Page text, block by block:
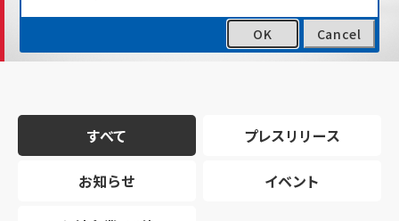
すべて プレスリリース
お知らせ イベント
OK Cancel